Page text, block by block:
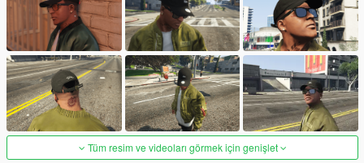
Tüm resim ve videoları görmek için genişlet